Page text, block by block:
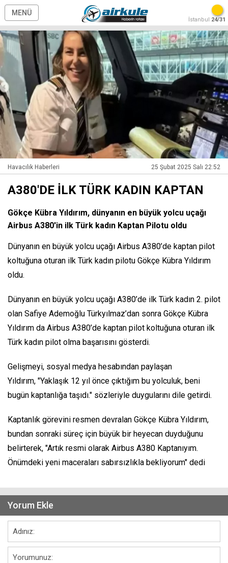
MENÜ
İstanbul 24/31
Havacılık Haberleri 25 Şubat 2025 Salı 22:52
A380'DE İLK TÜRK KADIN KAPTAN
Gökçe Kübra Yıldırım, dünyanın en büyük yolcu uçağı
Airbus A380'in ilk Türk kadın Kaptan Pilotu oldu
Dünyanın en büyük yolcu uçağı Airbus A380’de kaptan pilot
koltuğuna oturan ilk Türk kadın pilotu Gökçe Kübra Yıldırım
oldu.
Dünyanın en büyük yolcu uçağı A380’de ilk Türk kadın 2. pilot
olan Safiye Ademoğlu Türkyılmaz’dan sonra Gökçe Kübra
Yıldırım da Airbus A380’de kaptan pilot koltuğuna oturan ilk
Türk kadın pilot olma başarısını gösterdi.
Gelişmeyi, sosyal medya hesabından paylaşan
Yıldırım, "Yaklaşık 12 yıl önce çıktığım bu yolculuk, beni
bugün kaptanlığa taşıdı." sözleriyle duygularını dile getirdi.
Kaptanlık görevini resmen devralan Gökçe Kübra Yıldırım,
bundan sonraki süreç için büyük bir heyecan duyduğunu
belirterek, "Artık resmi olarak Airbus A380 Kaptanıyım.
Önümdeki yeni maceraları sabırsızlıkla bekliyorum" dedi
Yorum Ekle